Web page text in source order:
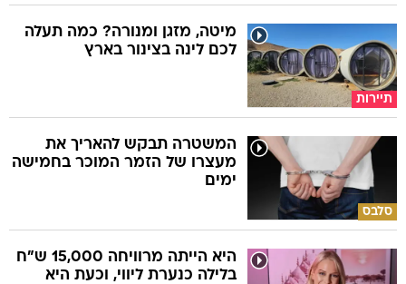
תיירות
מיטה, מזגן ומנורה? כמה תעלה
לכם לינה בצינור בארץ
סלבס
המשטרה תבקש להאריך את
מעצרו של הזמר המוכר בחמישה
ימים
היא הייתה מרוויחה 15,000 ש"ח
בלילה כנערת ליווי, וכעת היא